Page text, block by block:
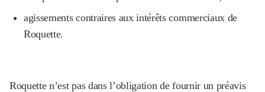
agissements contraires aux intérêts commerciaux de
Roquette.
Roquette n’est pas dans l’obligation de fournir un préavis